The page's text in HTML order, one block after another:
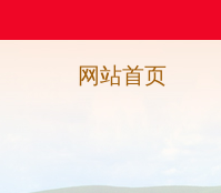
网站首页